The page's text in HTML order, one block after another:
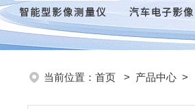
当前位置： 首页 > 产品中心 >